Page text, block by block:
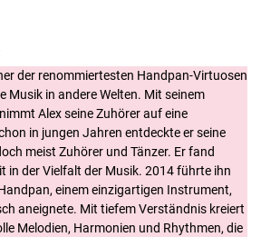
der renommiertesten Handpan-Virtuosen
Musik in andere Welten. Mit seinem
Alex seine Zuhörer auf eine
in jungen Jahren entdeckte er seine
meist Zuhörer und Tänzer. Er fand
in der Vielfalt der Musik. 2014 führte ihn
einem einzigartigen Instrument,
aneignete. Mit tiefem Verständnis kreiert
Melodien, Harmonien und Rhythmen, die